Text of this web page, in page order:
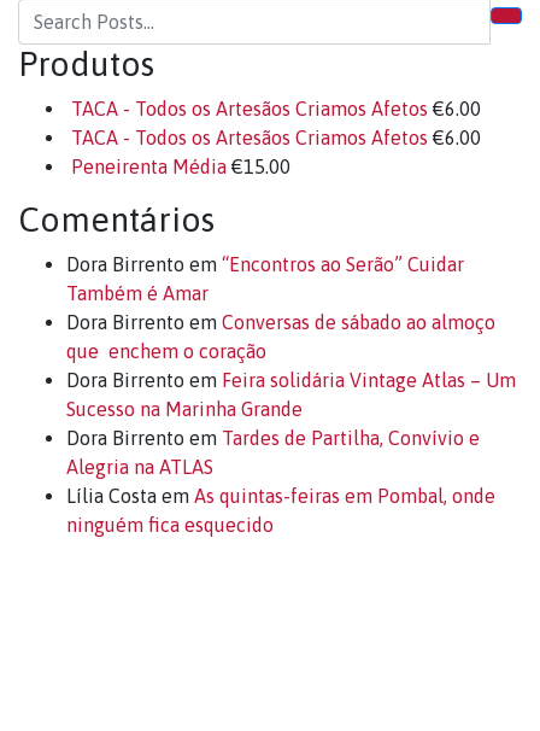
Produtos
TACA - Todos os Artesãos Criamos Afetos €6.00
TACA - Todos os Artesãos Criamos Afetos €6.00
Peneirenta Média €15.00
Comentários
Dora Birrento em “Encontros ao Serão” Cuidar
Também é Amar
Dora Birrento em Conversas de sábado ao almoço
que enchem o coração
Dora Birrento em Feira solidária Vintage Atlas – Um
Sucesso na Marinha Grande
Dora Birrento em Tardes de Partilha, Convívio e
Alegria na ATLAS
Lília Costa em As quintas-feiras em Pombal, onde
ninguém fica esquecido